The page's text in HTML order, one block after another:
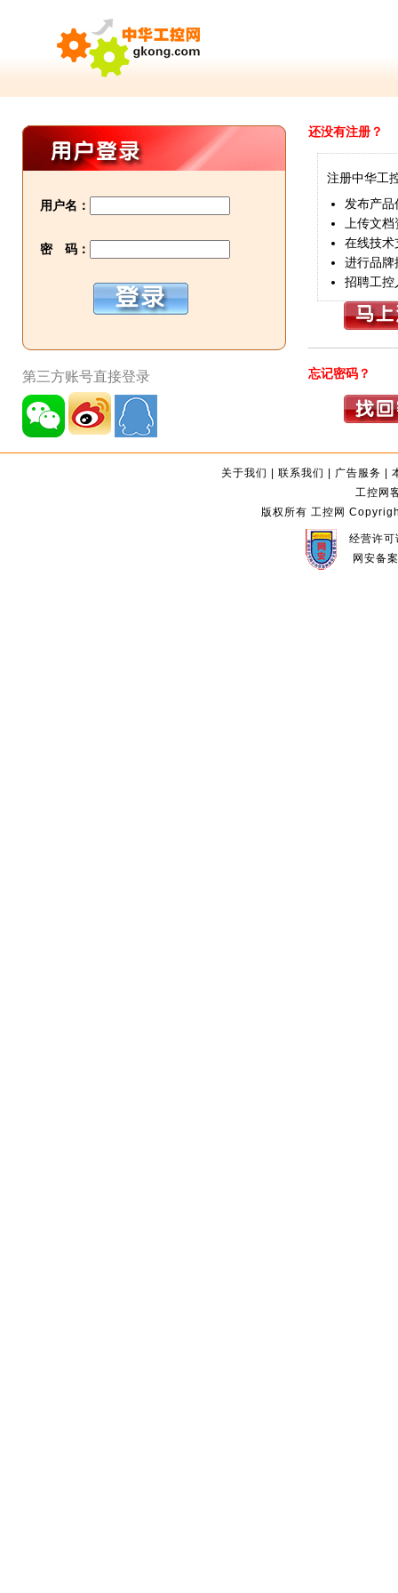
用户名：
密 码：
第三方账号直接登录
还没有注册？
注册中华工
发布产品
上传文档
在线技术
进行品牌
招聘工控
忘记密码？
关于我们 |联系我们 | 广告服务 |
工控网
版权所有 工控网
经营许
网安备